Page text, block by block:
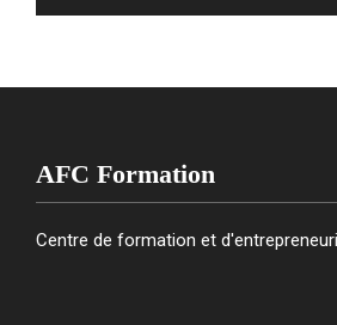
AFC Formation
Centre de formation et